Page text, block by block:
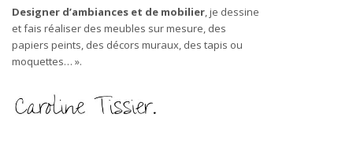
Designer d’ambiances et de mobilier, je dessine
et fais réaliser des meubles sur mesure, des
papiers peints, des décors muraux, des tapis ou
moquettes… ».